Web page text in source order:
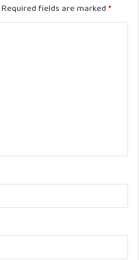
Required fields are marked *